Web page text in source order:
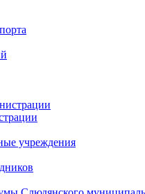
учреждения